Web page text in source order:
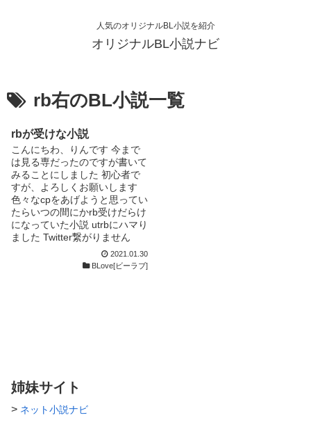
人気のオリジナルBL小説を紹介
オリジナルBL小説ナビ
rb右のBL小説一覧
rbが受けな小説
こんにちわ、りんです 今まで
は見る専だったのですが書いて
みることにしました 初心者で
すが、よろしくお願いします
色々なcpをあげようと思ってい
たらいつの間にかrb受けだらけ
になっていた小説 utrbにハマり
ました Twitter繋がりません
か… 繋がる方は初手DM来て下
さると嬉しいです @rinnn_125
2021.01.30
BLove[ビーラブ]
姉妹サイト
> ネット小説ナビ